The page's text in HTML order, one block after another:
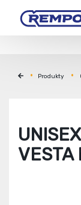
Produkty
VESTA